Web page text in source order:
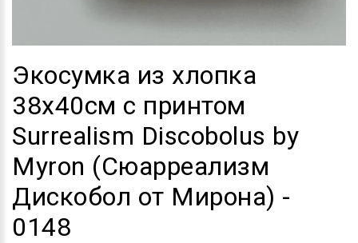
Экосумка из хлопка
38х40см с принтом
Surrealism Discobolus by
Myron (Сюарреализм
Дискобол от Мирона) -
0148